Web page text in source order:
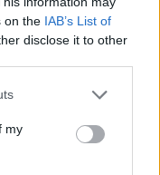
on the IAB’s List of
disclose it to other
or more Google
You may click to
third-party tags to
in below Google
my